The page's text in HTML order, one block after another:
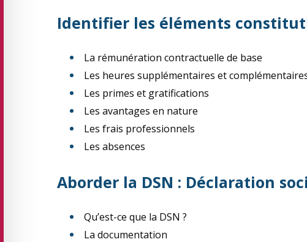
Identifier les éléments
La rémunération contractuelle de base
Les heures supplémentaires et
Les primes et gratifications
Les avantages en nature
Les frais professionnels
Les absences
Aborder la DSN : Déclaration
Qu’est-ce que la DSN ?
La documentation